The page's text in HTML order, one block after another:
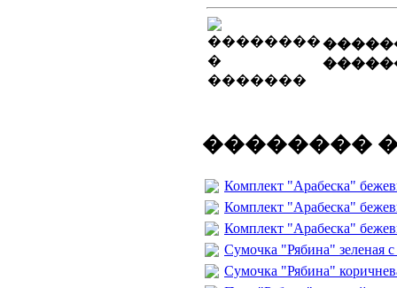
��������
Комплект "Арабеска"
Комплект "Арабеска"
Комплект "Арабеска"
Сумочка "Рябина" зеленая
Сумочка "Рябина"